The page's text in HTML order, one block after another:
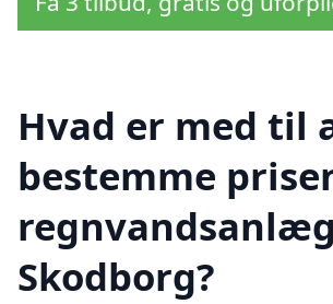
Hvad er med til
bestemme
Skodborg?